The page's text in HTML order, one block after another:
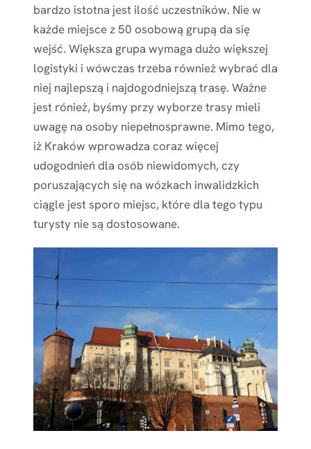
bardzo istotna jest ilość uczestników. Nie w
każde miejsce z 50 osobową grupą da się
wejść. Większa grupa wymaga dużo większej
logistyki i wówczas trzeba również wybrać dla
niej najlepszą i najdogodniejszą trasę. Ważne
jest rónież, byśmy przy wyborze trasy mieli
uwagę na osoby niepełnosprawne. Mimo tego,
iż Kraków wprowadza coraz więcej
udogodnień dla osób niewidomych, czy
poruszających się na wózkach inwalidzkich
ciągle jest sporo miejsc, które dla tego typu
turysty nie są dostosowane.